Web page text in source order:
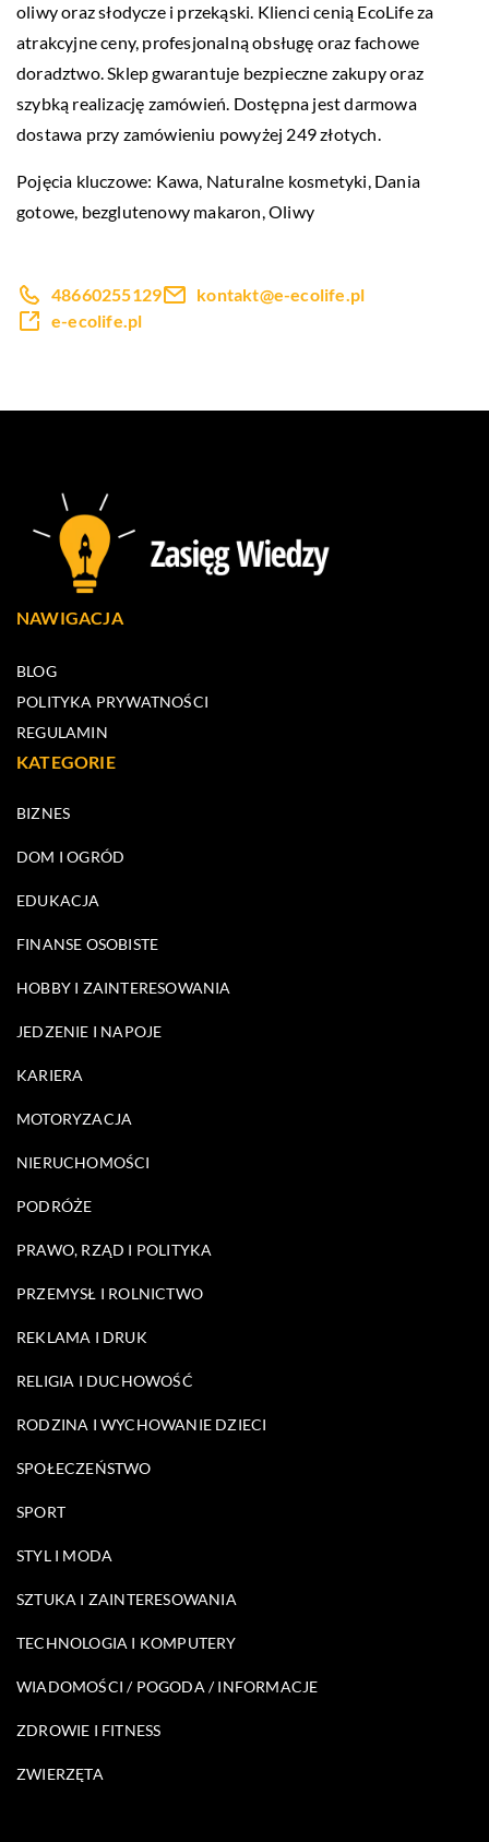
oliwy oraz słodycze i przekąski. Klienci cenią EcoLife za
atrakcyjne ceny, profesjonalną obsługę oraz fachowe
doradztwo. Sklep gwarantuje bezpieczne zakupy oraz
szybką realizację zamówień. Dostępna jest darmowa
dostawa przy zamówieniu powyżej 249 złotych.
Pojęcia kluczowe: Kawa, Naturalne kosmetyki, Dania
gotowe, bezglutenowy makaron, Oliwy
48660255129
kontakt@e-ecolife.pl
e-ecolife.pl
NAWIGACJA
BLOG
POLITYKA PRYWATNOŚCI
REGULAMIN
KATEGORIE
BIZNES
DOM I OGRÓD
EDUKACJA
FINANSE OSOBISTE
HOBBY I ZAINTERESOWANIA
JEDZENIE I NAPOJE
KARIERA
MOTORYZACJA
NIERUCHOMOŚCI
PODRÓŻE
PRAWO, RZĄD I POLITYKA
PRZEMYSŁ I ROLNICTWO
REKLAMA I DRUK
RELIGIA I DUCHOWOŚĆ
RODZINA I WYCHOWANIE DZIECI
SPOŁECZEŃSTWO
SPORT
STYL I MODA
SZTUKA I ZAINTERESOWANIA
TECHNOLOGIA I KOMPUTERY
WIADOMOŚCI / POGODA / INFORMACJE
ZDROWIE I FITNESS
ZWIERZĘTA